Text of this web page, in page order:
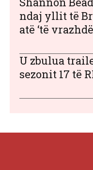
ndaj yllit të
atë ‘të
U zbulua
sezonit 17 të